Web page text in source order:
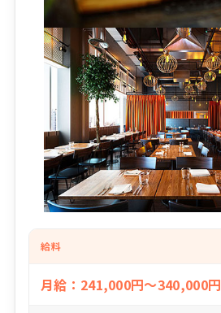
給料
月給：241,000円～340,000円